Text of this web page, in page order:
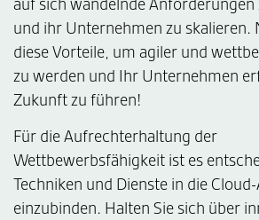
auf sich wandelnde Anforderungen
und ihr Unternehmen zu skalieren.
diese Vorteile, um agiler und
zu werden und Ihr Unternehmen
Zukunft zu führen!
Für die Aufrechterhaltung der
Wettbewerbsfähigkeit ist es
Techniken und Dienste in die
einzubinden. Halten Sie sich über